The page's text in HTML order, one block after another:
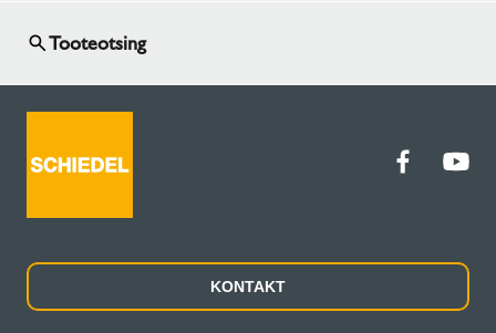
Tooteotsing
KONTAKT